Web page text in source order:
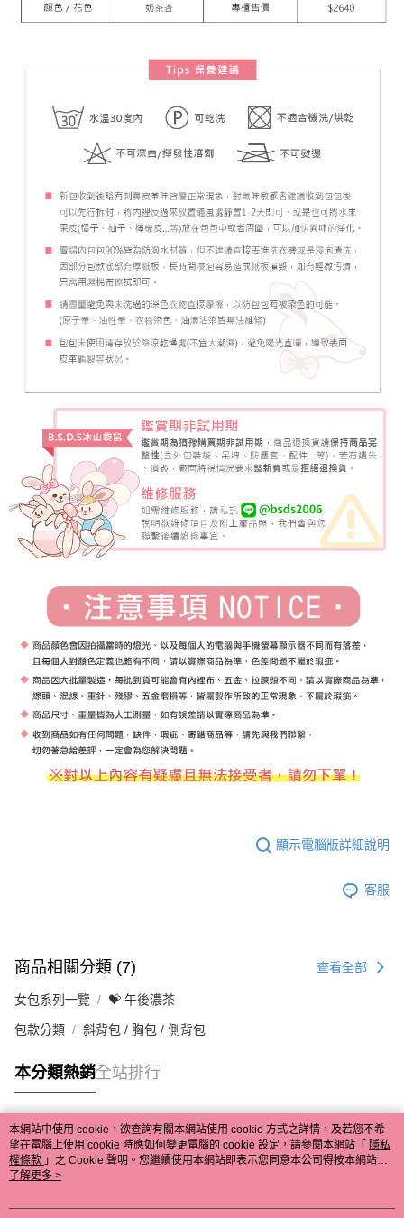
顯示電腦版詳細說明
客服
商品相關分類 (7) 查看全部
女包系列一覽 💝 午後濃茶
包款分類 斜背包 / 胸包 / 側背包
本分類熱銷全站排行
熱門標籤
本網站中使用 cookie，欲查詢有關本網站使用 cookie 方式之詳情，及若您不希
望在電腦上使用 cookie 時應如何變更電腦的 cookie 設定，請參閱本網站「 隱私
權條款 」之 Cookie 聲明。您繼續使用本網站即表示您同意本公司得按本網站使
用條款之 Cookie 聲明使用 cookie。
了解更多 >